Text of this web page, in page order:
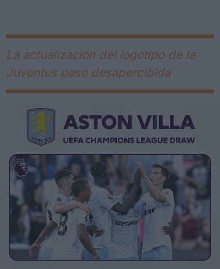
La actualización del logotipo de la
Juventus pasó desapercibida